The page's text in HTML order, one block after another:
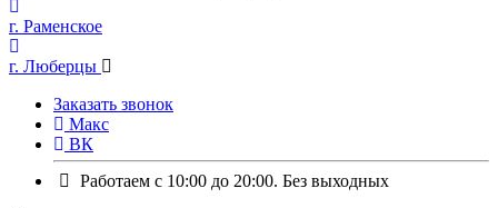
г. Раменское
г. Люберцы
Заказать звонок
Макс
ВК
Работаем с 10:00 до 20:00. Без выходных